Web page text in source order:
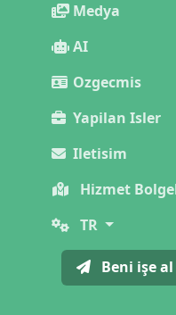
Medya
AI
Ozgecmis
Yapilan Isler
Iletisim
Hizmet
TR
Beni işe al